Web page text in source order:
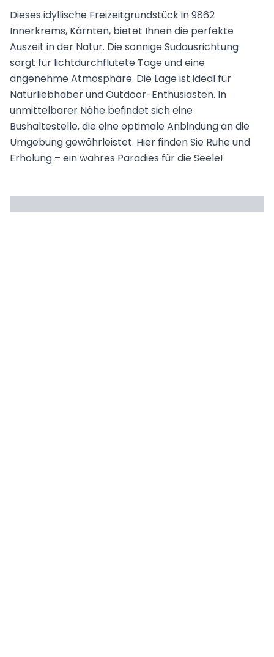
Dieses idyllische Freizeitgrundstück in 9862
Innerkrems, Kärnten, bietet Ihnen die perfekte
Auszeit in der Natur. Die sonnige Südausrichtung
sorgt für lichtdurchflutete Tage und eine
angenehme Atmosphäre. Die Lage ist ideal für
Naturliebhaber und Outdoor-Enthusiasten. In
unmittelbarer Nähe befindet sich eine
Bushaltestelle, die eine optimale Anbindung an die
Umgebung gewährleistet. Hier finden Sie Ruhe und
Erholung – ein wahres Paradies für die Seele!